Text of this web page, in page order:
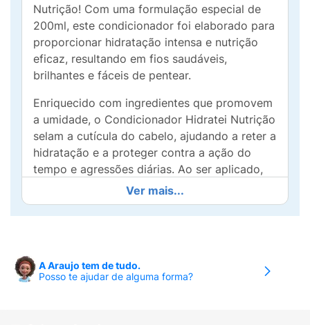
Nutrição! Com uma formulação especial de
200ml, este condicionador foi elaborado para
proporcionar hidratação intensa e nutrição
eficaz, resultando em fios saudáveis,
brilhantes e fáceis de pentear.
Enriquecido com ingredientes que promovem
a umidade, o Condicionador Hidratei Nutrição
selam a cutícula do cabelo, ajudando a reter a
hidratação e a proteger contra a ação do
tempo e agressões diárias. Ao ser aplicado,
ele desembaraça suavemente os fios,
eliminando nós e proporcionando uma maciez
incomparável.
condicionador é a etapa perfeita para
complementar a limpeza realizada pelo
Ver mais...
A Araujo tem de tudo.
Posso te ajudar de alguma forma?